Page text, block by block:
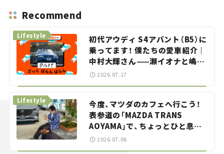
Recommend
初代アウディ S4アバント（B5）に
乗ってます！ 僕たちの愛車紹介｜
中村大輝さん——瀬イオナと嶋田
智之の「クルマでざっくばらんば
Lifestyle
2026.07.17
今度、マツダのカフェへ行こう！
表参道の「MAZDA TRANS
AOYAMA」で、ちょっとひと息。
——連載｜CCGとクルマでどうす
る？＜第13回＞
Lifestyle
2026.07.06